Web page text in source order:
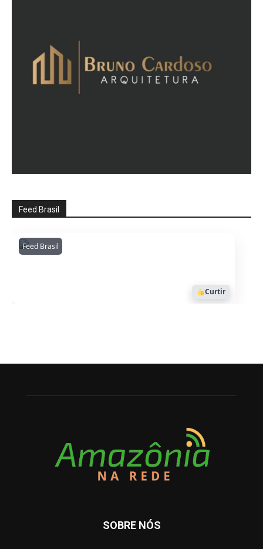
Feed Brasil
Feed BrasilAmazonianarede
1053
Curtir
SOBRE NÓS